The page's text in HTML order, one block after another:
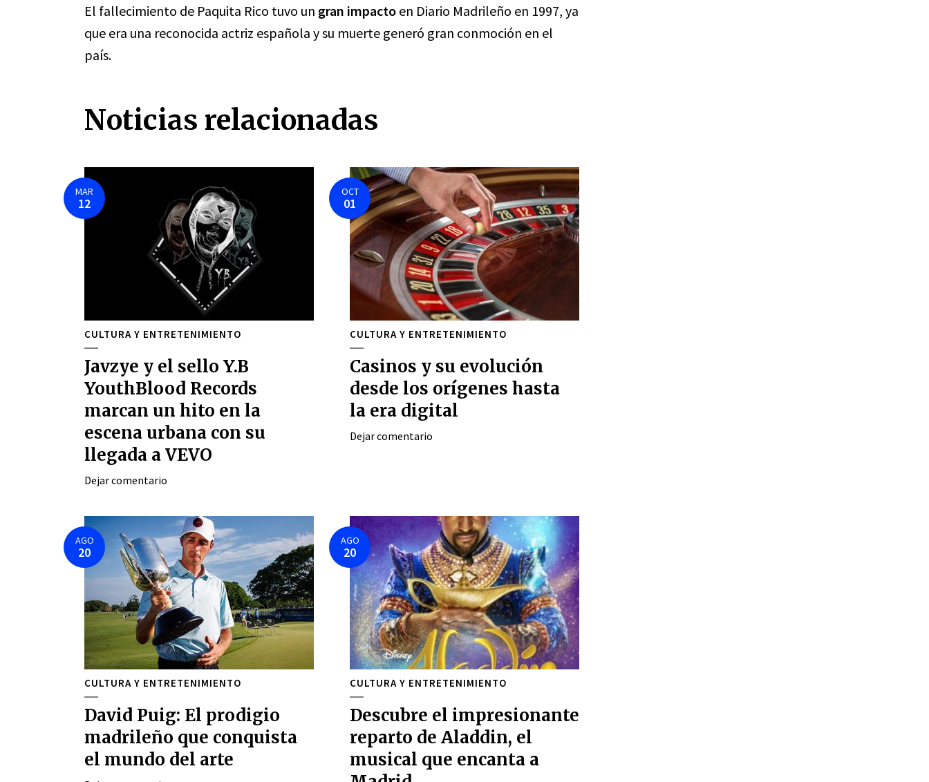
El fallecimiento de Paquita Rico tuvo un gran impacto en Diario Madrileño en 1997, ya
que era una reconocida actriz española y su muerte generó gran conmoción en el
país.
Noticias relacionadas
MAR
12
CULTURA Y ENTRETENIMIENTO
Javzye y el sello Y.B
YouthBlood Records
marcan un hito en la
escena urbana con su
llegada a VEVO
Dejar comentario
OCT
01
CULTURA Y ENTRETENIMIENTO
Casinos y su evolución
desde los orígenes hasta
la era digital
Dejar comentario
AGO
20
CULTURA Y ENTRETENIMIENTO
David Puig: El prodigio
madrileño que conquista
el mundo del arte
AGO
20
CULTURA Y ENTRETENIMIENTO
Descubre el impresionante
reparto de Aladdin, el
musical que encanta a